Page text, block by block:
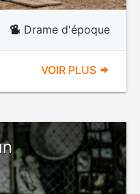
Drame d'époque
VOIR PLUS